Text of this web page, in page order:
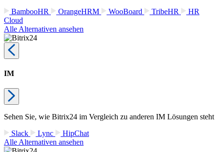
BambooHR
OrangeHRM WooBoard TribeHR
HR
Cloud
Alle Alternativen ansehen
IM
Sehen Sie, wie Bitrix24 im Vergleich zu anderen IM Lösungen steht
Slack
Lync
HipChat
Alle Alternativen ansehen